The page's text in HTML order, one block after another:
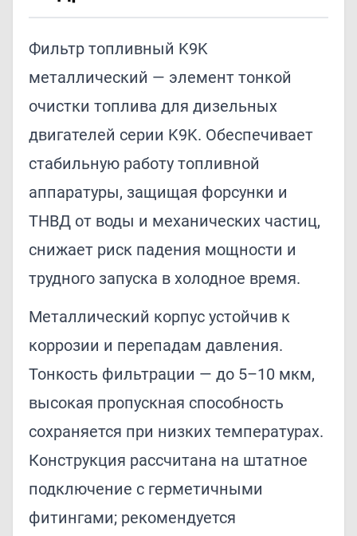
Фильтр топливный K9K
металлический — элемент тонкой
очистки топлива для дизельных
двигателей серии K9K. Обеспечивает
стабильную работу топливной
аппаратуры, защищая форсунки и
ТНВД от воды и механических частиц,
снижает риск падения мощности и
трудного запуска в холодное время.
Металлический корпус устойчив к
коррозии и перепадам давления.
Тонкость фильтрации — до 5–10 мкм,
высокая пропускная способность
сохраняется при низких температурах.
Конструкция рассчитана на штатное
подключение с герметичными
фитингами; рекомендуется